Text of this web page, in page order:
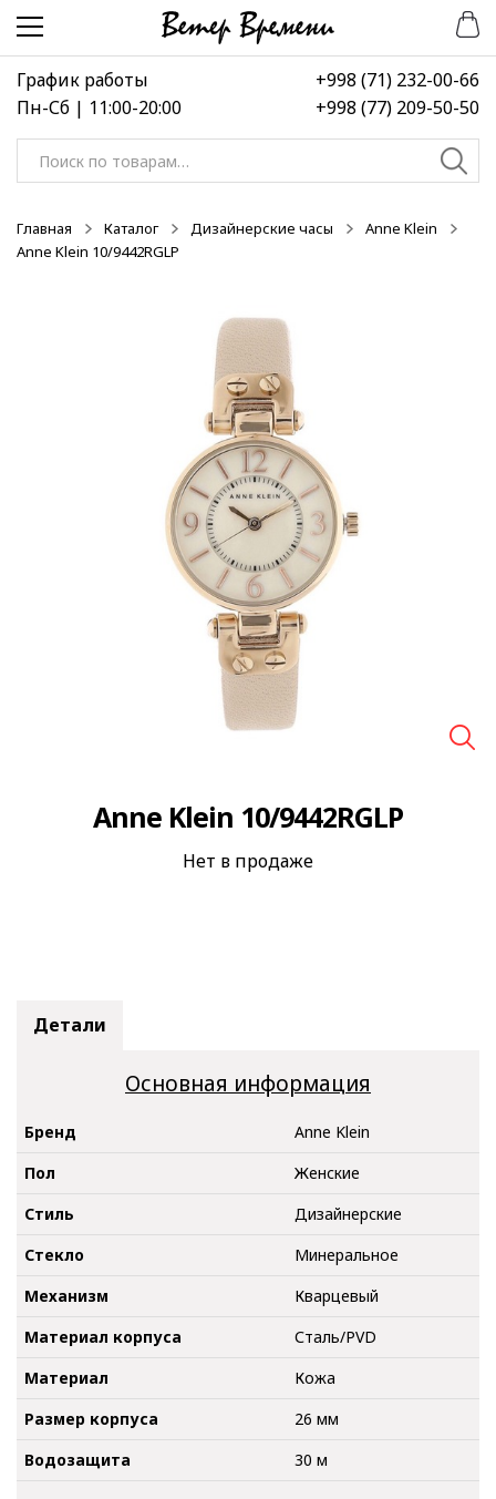
Перейти
навигации
Перейти
содержимому
График работы
Пн-Сб | 11:00-20:00
+998 (71) 232-00-66
+998 (77) 209-50-50
Искать:
Главная Каталог Дизайнерские часы
Anne Klein
Anne Klein 10/9442RGLP
Anne Klein 10/9442RGLP
Нет в продаже
Детали
Основная информация
Бренд
Anne Klein
Пол
Женские
Стиль
Дизайнерские
Стекло
Минеральное
Механизм
Кварцевый
Материал корпуса
Сталь/PVD
Материал
Кожа
Размер корпуса
26 мм
Водозащита
30 м
-50%
-50%
-50%